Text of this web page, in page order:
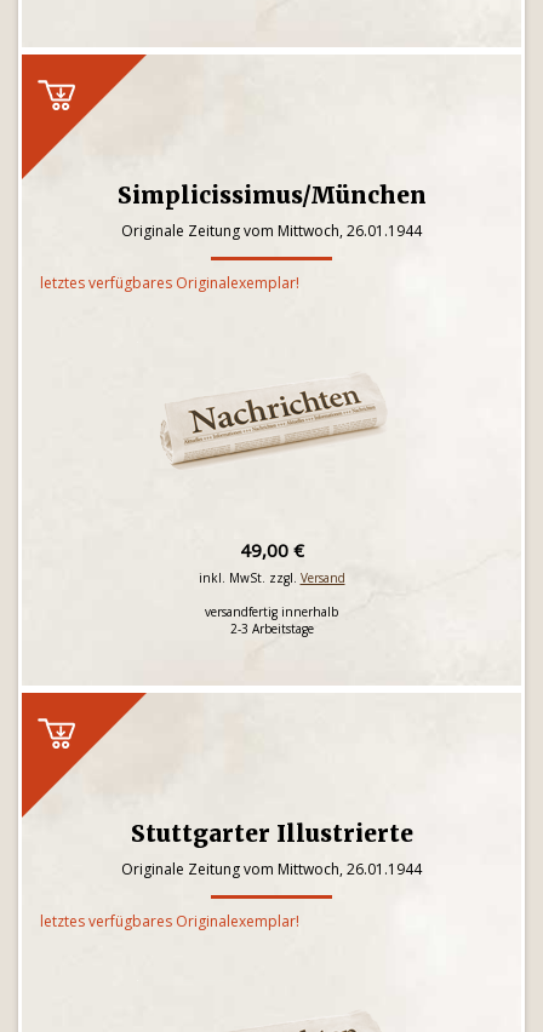
Simplicissimus/München
Originale Zeitung vom Mittwoch, 26.01.1944
letztes verfügbares Originalexemplar!
49,00 €
inkl. MwSt. zzgl. Versand
versandfertig innerhalb
2-3 Arbeitstage
Stuttgarter Illustrierte
Originale Zeitung vom Mittwoch, 26.01.1944
letztes verfügbares Originalexemplar!